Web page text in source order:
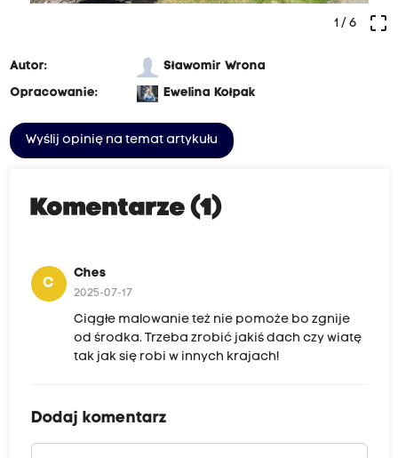
crop_free
1/ 6
Autor:
Sławomir Wrona
Opracowanie:
Ewelina Kołpak
Wyślij opinię na temat artykułu
Komentarze (1)
C
Ches
2025-07-17
Ciągłe malowanie też nie pomoże bo zgnije
od środka. Trzeba zrobić jakiś dach czy wiatę
tak jak się robi w innych krajach!
Dodaj komentarz